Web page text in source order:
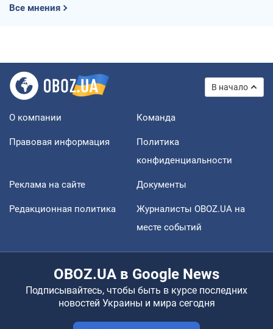
Все мнения
В начало
О компании Команда
Правовая информация
Политика
конфиденциальности
Реклама на сайте Документы
Редакционная политика
Журналисты OBOZ.UA на
месте событий
OBOZ.UA в Google News
Подписывайтесь, чтобы быть в курсе последних
новостей Украины и мира сегодня